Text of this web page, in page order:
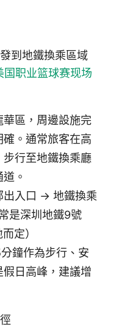
到地鐵換乘區域
职业篮球赛现场
區，周邊設施完
。通常旅客在高
行至地鐵換乘廳
。
出入口 → 地鐵換乘
是深圳地鐵9號
定）
鐘作為步行、安
日高峰，建議增